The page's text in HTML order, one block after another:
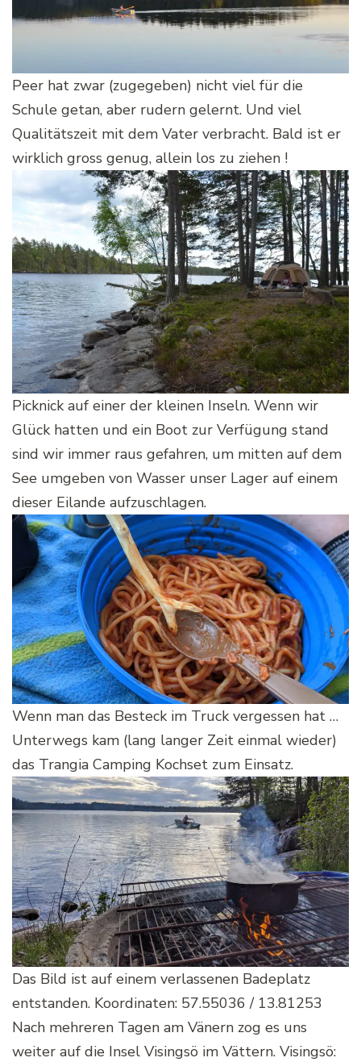
Peer hat zwar (zugegeben) nicht viel für die
Schule getan, aber rudern gelernt. Und viel
Qualitätszeit mit dem Vater verbracht. Bald ist er
wirklich gross genug, allein los zu ziehen !
Picknick auf einer der kleinen Inseln. Wenn wir
Glück hatten und ein Boot zur Verfügung stand
sind wir immer raus gefahren, um mitten auf dem
See umgeben von Wasser unser Lager auf einem
dieser Eilande aufzuschlagen.
Wenn man das Besteck im Truck vergessen hat …
Unterwegs kam (lang langer Zeit einmal wieder)
das Trangia Camping Kochset zum Einsatz.
Das Bild ist auf einem verlassenen Badeplatz
entstanden. Koordinaten: 57.55036 / 13.81253
Nach mehreren Tagen am Vänern zog es uns
weiter auf die Insel Visingsö im Vättern. Visingsö: